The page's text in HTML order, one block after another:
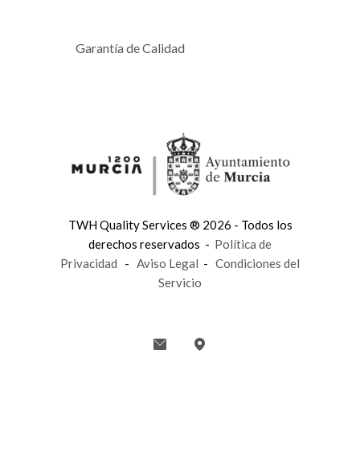
Garantía de Calidad
TWH Quality Services ® 2026 - Todos los
derechos reservados - Política de
Privacidad - Aviso Legal - Condiciones del
Servicio